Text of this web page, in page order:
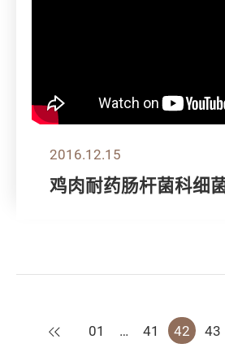
2016.12.15
鸡肉耐药肠杆菌科细
上一页
01 … 41 42 43